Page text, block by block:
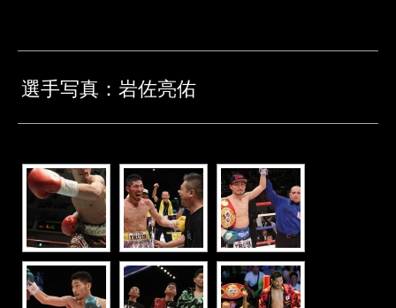
選手写真：岩佐亮佑